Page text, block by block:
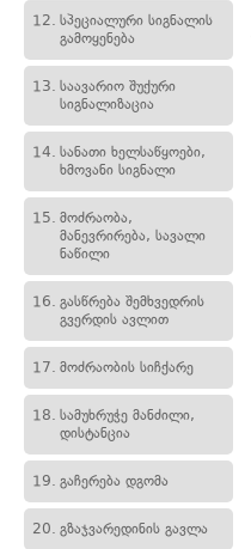
12. სპეციალური სიგნალის
გამოყენება
13. საავარიო შუქური
სიგნალიზაცია
14. სანათი ხელსაწყოები,
ხმოვანი სიგნალი
15. მოძრაობა,
მანევრირება, სავალი
ნაწილი
16. გასწრება შემხვედრის
გვერდის ავლით
17. მოძრაობის სიჩქარე
18. სამუხრუჭე მანძილი,
დისტანცია
19. გაჩერება დგომა
20. გზაჯვარედინის გავლა